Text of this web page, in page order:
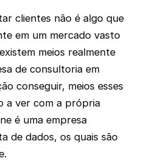
clientes não é algo que
em um mercado vasto
meios realmente
de consultoria em
conseguir, meios esses
a ver com a própria
é uma empresa
de dados, os quais são